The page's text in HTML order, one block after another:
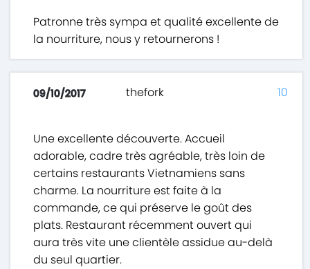
Patronne très sympa et qualité excellente de
la nourriture, nous y retournerons !
09/10/2017 thefork
Une excellente découverte. Accueil
adorable, cadre très agréable, très loin de
certains restaurants Vietnamiens sans
charme. La nourriture est faite à la
commande, ce qui préserve le goût des
plats. Restaurant récemment ouvert qui
aura très vite une clientèle assidue au-delà
du seul quartier.
10